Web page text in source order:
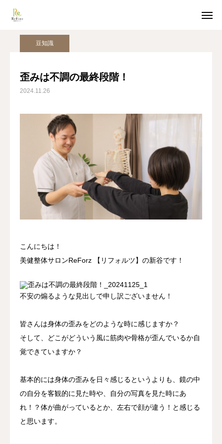
豆知識
歪みは不調の最終段階！
2024.11.26
こんにちは！
美健整体サロンReForz 【リフォルツ】の新谷です！
不安の煽るような見出しで申し訳ございません！
皆さんは身体の歪みをどのような時に感じますか？
そして、どこがどういう風に筋肉や骨格が歪んでいるか自
覚できていますか？
基本的には身体の歪みを日々感じるというよりも、鏡の中
の自分を客観的に見た時や、自分の写真を見た時にあ
れ！？体が曲がっているとか、左右で顔が違う！と感じる
と思います。
アクセス
骨盤整体
姿勢美人コラム